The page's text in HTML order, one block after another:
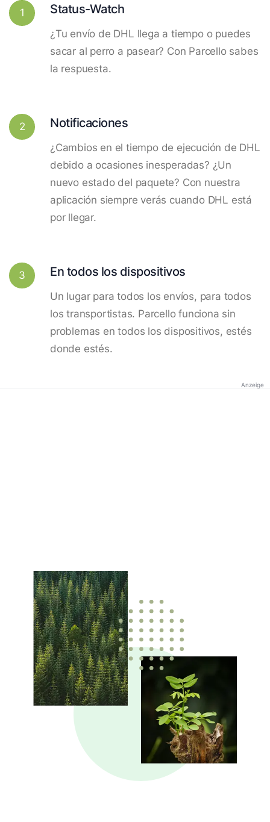
1 Status-Watch
¿Tu envío de DHL llega a tiempo o puedes
sacar al perro a pasear? Con Parcello sabes
la respuesta.
2 Notificaciones
¿Cambios en el tiempo de ejecución de DHL
debido a ocasiones inesperadas? ¿Un
nuevo estado del paquete? Con nuestra
aplicación siempre verás cuando DHL está
por llegar.
3 En todos los dispositivos
Un lugar para todos los envíos, para todos
los transportistas. Parcello funciona sin
problemas en todos los dispositivos, estés
donde estés.
Anzeige